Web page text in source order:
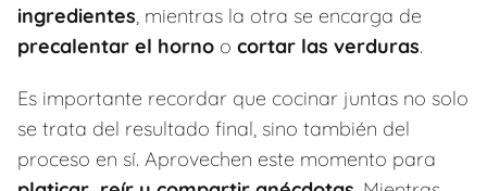
ingredientes, mientras la otra se encarga de
precalentar el horno o cortar las verduras.
Es importante recordar que cocinar juntas no solo
se trata del resultado final, sino también del
proceso en sí. Aprovechen este momento para